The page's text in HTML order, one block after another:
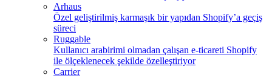
Arhaus
Özel geliştirilmiş karmaşık bir yapıdan Shopify’a geçiş
süreci
Ruggable
Kullanıcı arabirimi olmadan çalışan e-ticareti Shopify
ile ölçeklenecek şekilde özelleştiriyor
Carrier